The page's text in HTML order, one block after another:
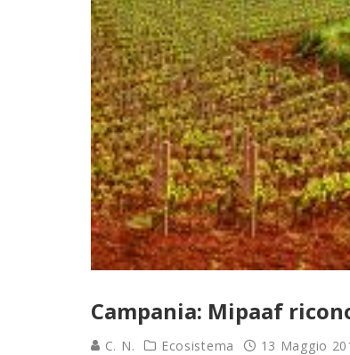
Campania: Mipaaf
C. N. Ecosistema 13 Maggio